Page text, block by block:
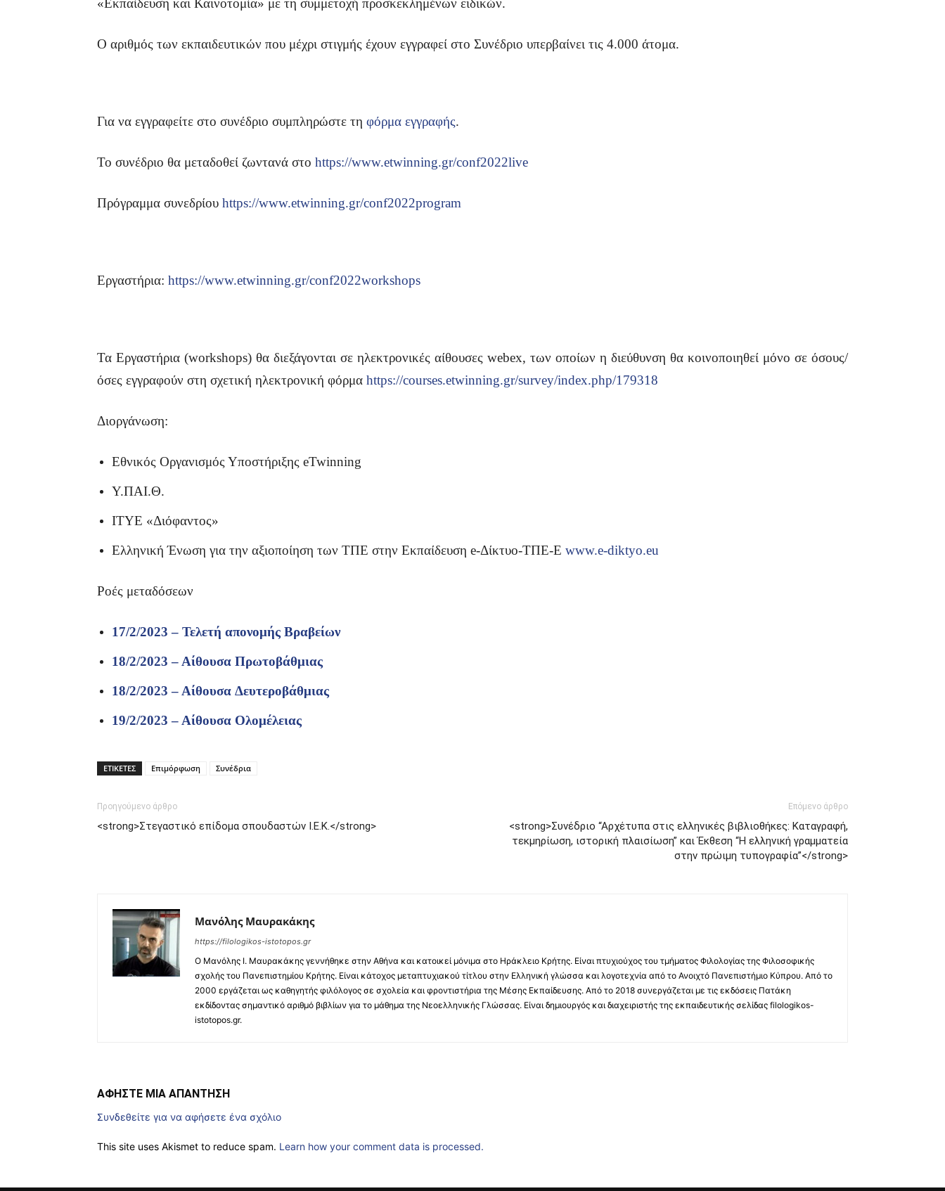
«Εκπαίδευση και Καινοτομία» με τη συμμετοχή προσκεκλημένων ειδικών.
Ο αριθμός των εκπαιδευτικών που μέχρι στιγμής έχουν εγγραφεί στο Συνέδριο υπερβαίνει τις 4.000 άτομα.
Για να εγγραφείτε στο συνέδριο συμπληρώστε τη φόρμα εγγραφής.
Το συνέδριο θα μεταδοθεί ζωντανά στο https://www.etwinning.gr/conf2022live
Πρόγραμμα συνεδρίου https://www.etwinning.gr/conf2022program
Εργαστήρια: https://www.etwinning.gr/conf2022workshops
Τα Εργαστήρια (workshops) θα διεξάγονται σε ηλεκτρονικές αίθουσες webex, των οποίων η διεύθυνση θα κοινοποιηθεί μόνο σε όσους/
όσες εγγραφούν στη σχετική ηλεκτρονική φόρμα https://courses.etwinning.gr/survey/index.php/179318
Διοργάνωση:
Εθνικός Οργανισμός Υποστήριξης eTwinning
Υ.ΠAI.Θ.
ITYE «Διόφαντος»
Ελληνική Ένωση για την αξιοποίηση των ΤΠΕ στην Εκπαίδευση e-Δίκτυο-ΤΠΕ-Ε www.e-diktyo.eu
Ροές μεταδόσεων
17/2/2023 – Τελετή απονομής Βραβείων
18/2/2023 – Αίθουσα Πρωτοβάθμιας
18/2/2023 – Αίθουσα Δευτεροβάθμιας
19/2/2023 – Αίθουσα Ολομέλειας
ΕΤΙΚΕΤΕΣ Επιμόρφωση Συνέδρια
Προηγούμενο άρθρο
<strong>Στεγαστικό επίδομα σπουδαστών Ι.Ε.Κ.</strong>
Επόμενο άρθρο
<strong>Συνέδριο “Αρχέτυπα στις ελληνικές βιβλιοθήκες: Καταγραφή,
τεκμηρίωση, ιστορική πλαισίωση” και Έκθεση “Η ελληνική γραμματεία
στην πρώιμη τυπογραφία”</strong>
Μανόλης Μαυρακάκης
https://filologikos-istotopos.gr
Ο Μανόλης I. Μαυρακάκης γεννήθηκε στην Αθήνα και κατοικεί μόνιμα στο Ηράκλειο Κρήτης. Είναι πτυχιούχος του τμήματος Φιλολογίας της Φιλοσοφικής
σχολής του Πανεπιστημίου Κρήτης. Είναι κάτοχος μεταπτυχιακού τίτλου στην Ελληνική γλώσσα και λογοτεχνία από το Ανοιχτό Πανεπιστήμιο Κύπρου. Από το
2000 εργάζεται ως καθηγητής φιλόλογος σε σχολεία και φροντιστήρια της Μέσης Εκπαίδευσης. Από το 2018 συνεργάζεται με τις εκδόσεις Πατάκη
εκδίδοντας σημαντικό αριθμό βιβλίων για το μάθημα της Νεοελληνικής Γλώσσας. Είναι δημιουργός και διαχειριστής της εκπαιδευτικής σελίδας filologikos-
istotopos.gr.
ΑΦΗΣΤΕ ΜΙΑ ΑΠΑΝΤΗΣΗ
Συνδεθείτε για να αφήσετε ένα σχόλιο
This site uses Akismet to reduce spam. Learn how your comment data is processed.